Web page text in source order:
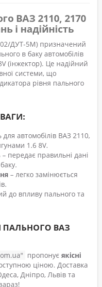
ВАЗ 2110, 2170
і надійність
ДУТ-5М) призначений
в баку автомобілів
(інжектор). Це надійний
системи, що
рівня пального
для автомобілів ВАЗ 2110,
1.6 8V.
– передає правильні дані
– легко замінюється
до впливу пального та
ПАЛЬНОГО ВАЗ
пропонує якісні
ціною. Доставка
Дніпро, Львів та